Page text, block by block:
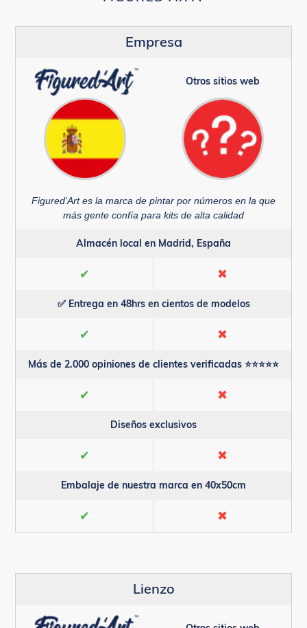
Empresa
Otros sitios web
Figured'Art es la marca de pintar por números en la que
más gente confía para kits de alta calidad
Almacén local en Madrid, España
✔ ✖
✅ Entrega en 48hrs en cientos de modelos
✔ ✖
Más de 2.000 opiniones de clientes verificadas ⭐⭐⭐⭐⭐
✔ ✖
Diseños exclusivos
✔ ✖
Embalaje de nuestra marca en 40x50cm
✔ ✖
Lienzo